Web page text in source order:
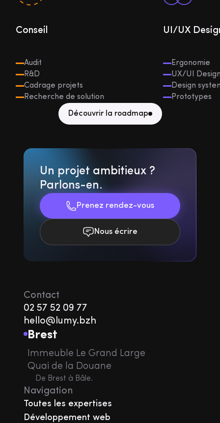
Conseil
Audit
R&D
Cadrage projets
Recherche de solution
UI/UX
Ergonomie
UX/UI
Design
Prototypes
Découvrir la roadmap
Un projet ambitieux ?
Parlons-en.
Prenez rendez-vous
Nous écrire
Contact
02 57 52 09 77
hello@lumy.bzh
Brest
Immeuble Le Grand Large
Quai de la Douane
De Brest à Bâle.
Navigation
Toutes les expertises
Développement web